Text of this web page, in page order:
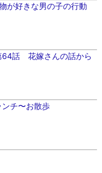
物が好きな男の子の行動
64話 花嫁さんの話から
ンチ〜お散歩